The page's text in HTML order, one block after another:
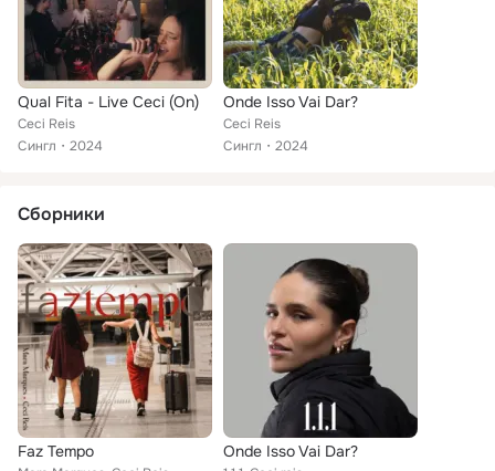
Qual Fita - Live Ceci (On)
Ceci Reis
Сингл
2024
Onde Isso Vai Dar?
Ceci Reis
Сингл
2024
Сборники
Faz Tempo Onde Isso Vai Dar?